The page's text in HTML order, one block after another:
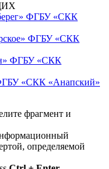
ФГБУ «СКК
ФГБУ «СКК
ФГБУ «СКК
«СКК «Анапский»
фрагмент и
определяемой